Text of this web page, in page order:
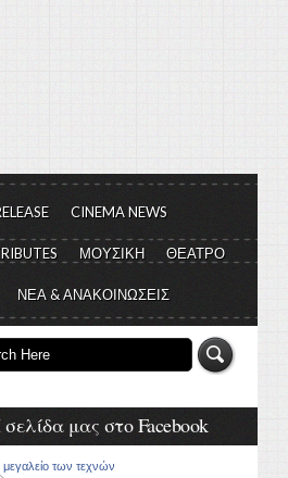
CINEMA NEWS
ΜΟΥΣΙΚΗ ΘΕΑΤΡΟ
ΝΕΑ & ΑΝΑΚΟΙΝΩΣΕΙΣ
μας στο Facebook
μεγαλείο των τεχνών